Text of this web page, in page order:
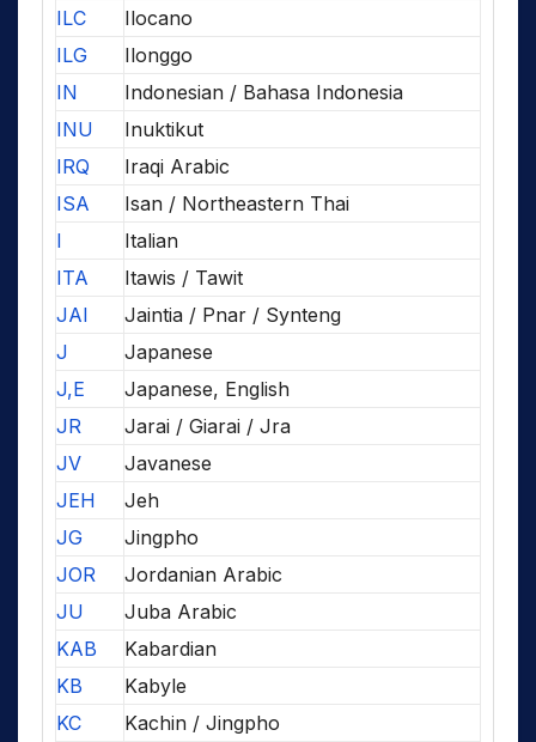
ILC
Ilocano
ILG
Ilonggo
IN
Indonesian / Bahasa Indonesia
INU
Inuktikut
IRQ
Iraqi Arabic
ISA
Isan / Northeastern Thai
I
Italian
ITA
Itawis / Tawit
JAI
Jaintia / Pnar / Synteng
J
Japanese
J,E
Japanese, English
JR
Jarai / Giarai / Jra
JV
Javanese
JEH
Jeh
JG
Jingpho
JOR
Jordanian Arabic
JU
Juba Arabic
KAB
Kabardian
KB
Kabyle
KC
Kachin / Jingpho